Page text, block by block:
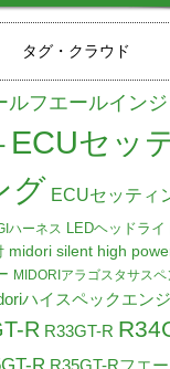
タグ・クラウド
ルフエールインジ
ECUセッ
グ ECUセッティ
ハーネス LEDヘッドライ
midori silent high
MIDORIアラゴスタサスペ
ハイスペックエン
R R33GT-R
R R35GT-Rフエ